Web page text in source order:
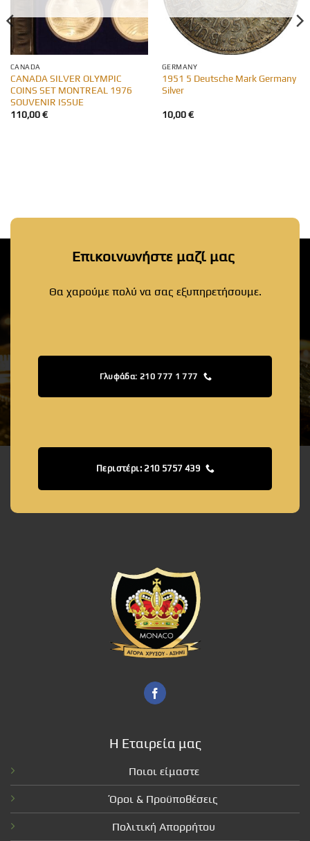
CANADA
CANADA SILVER OLYMPIC
COINS SET MONTREAL 1976
SOUVENIR ISSUE
110,00€
GERMANY
1951 5 Deutsche Mark Germany
Silver
10,00€
Επικοινωνήστε μαζί μας
Θα χαρούμε πολύ να σας εξυπηρετήσουμε.
Γλυφάδα: 210 777 1 777
Περιστέρι: 210 5757 439
Η Εταιρεία μας
Ποιοι είμαστε
Όροι & Προϋποθέσεις
Πολιτική Απορρήτου